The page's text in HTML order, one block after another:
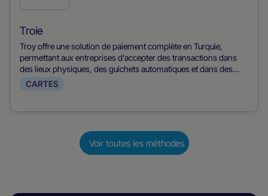
ce
mode
de
paiement
Troie
Troy offre une solution de paiement complète en Turquie,
permettant aux entreprises d'accepter des transactions dans
des lieux physiques, des guichets automatiques et dans des
environnements numériques. Elle offre une option sûre et
personne et en ligne.
CARTES
Voir toutes les méthodes